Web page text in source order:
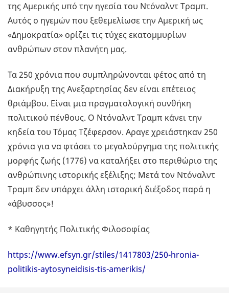
της Αμερικής υπό την ηγεσία του Ντόναλντ Tραμπ.
Αυτός ο ηγεμών που ξεθεμελίωσε την Αμερική ως
«Δημοκρατία» ορίζει τις τύχες εκατομμυρίων
ανθρώπων στον πλανήτη μας.
Τα 250 χρόνια που συμπληρώνονται φέτος από τη
Διακήρυξη της Ανεξαρτησίας δεν είναι επέτειος
θριάμβου. Είναι μια πραγματολογική συνθήκη
πολιτικού πένθους. O Ντόναλντ Tραμπ κάνει την
κηδεία του Τόμας Τζέφερσον. Αραγε χρειάστηκαν 250
χρόνια για να φτάσει το μεγαλούργημα της πολιτικής
μορφής ζωής (1776) να καταλήξει στο περιθώριο της
ανθρώπινης ιστορικής εξέλιξης; Μετά τον Ντόναλντ
Tραμπ δεν υπάρχει άλλη ιστορική διέξοδος παρά η
«άβυσσος»!
* Καθηγητής Πολιτικής Φιλοσοφίας
https://www.efsyn.gr/stiles/1417803/250-hronia-
politikis-aytosyneidisis-tis-amerikis/